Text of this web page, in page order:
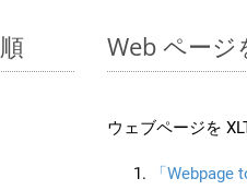
Web ページ
ウェブページを
「Webpage